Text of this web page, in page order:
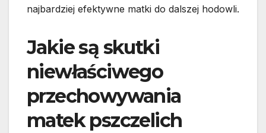
najbardziej efektywne matki do dalszej hodowli.
Jakie są skutki
niewłaściwego
przechowywania
matek pszczelich